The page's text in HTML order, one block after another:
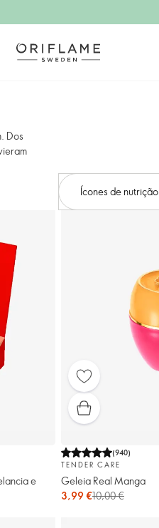
Dos
Ícones de nutrição
e
(940)
TENDER CARE
Geleia Real Manga
3,99 €10,00 €